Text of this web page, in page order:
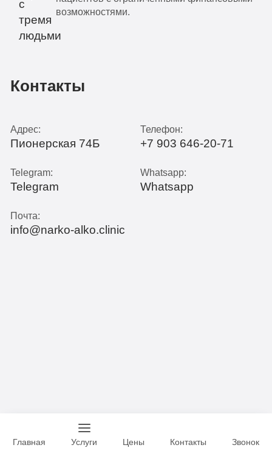
возможностями.
Контакты
Адрес:
Пионерская 74Б
Телефон:
+7 903 646-20-71
Telegram:
Telegram
Whatsapp:
Whatsapp
Почта:
info@narko-alko.clinic
Главная Услуги Цены Контакты Звонок